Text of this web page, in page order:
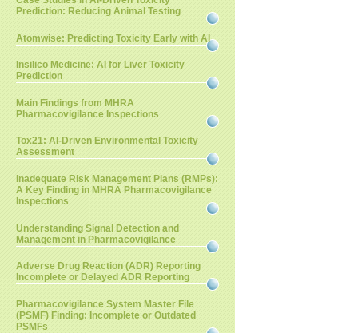
Prediction: Reducing Animal Testing
Atomwise: Predicting Toxicity Early with AI
Insilico Medicine: AI for Liver Toxicity
Prediction
Main Findings from MHRA
Pharmacovigilance Inspections
Tox21: AI-Driven Environmental Toxicity
Assessment
Inadequate Risk Management Plans (RMPs):
A Key Finding in MHRA Pharmacovigilance
Inspections
Understanding Signal Detection and
Management in Pharmacovigilance
Adverse Drug Reaction (ADR) Reporting
Incomplete or Delayed ADR Reporting
Pharmacovigilance System Master File
(PSMF) Finding: Incomplete or Outdated
PSMFs